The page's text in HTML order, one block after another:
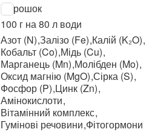
Порошок
100 г на 80 л води
Азот (N),Залізо (Fe),Калій (K₂O),
Кобальт (Co),Мідь (Cu),
Марганець (Mn),Молібден (Mo),
Оксид магнію (MgO),Сірка (S),
Фосфор (P),Цинк (Zn),
Амінокислоти,
Вітамінний комплекс,
Гумінові речовини,Фітогормони